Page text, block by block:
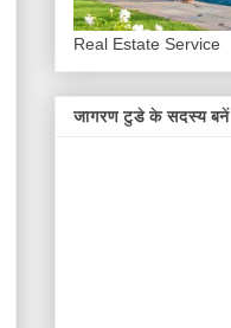
Real Estate Service
जागरण टुडे के सदस्य बनें